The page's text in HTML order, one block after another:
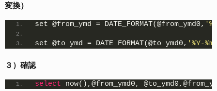
変換）
set @from_ymd = DATE_FORMAT(@from_ymd0,
set @to_ymd = DATE_FORMAT(@to_ymd0, '%Y-
３）確認
select now(),@from_ymd0,